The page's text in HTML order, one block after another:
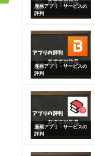
漫画アプリ・サービスの
評判
漫画アプリ・サービスの
評判
漫画アプリ・サービスの
評判